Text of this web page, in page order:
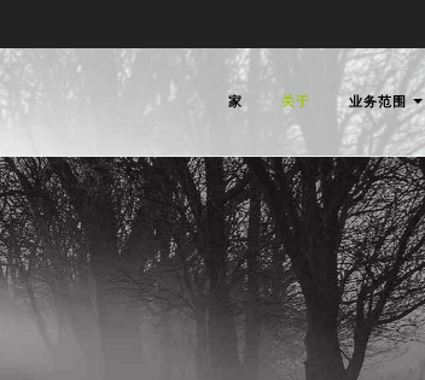
知识产权律师事务所,
家 关于 业务范围